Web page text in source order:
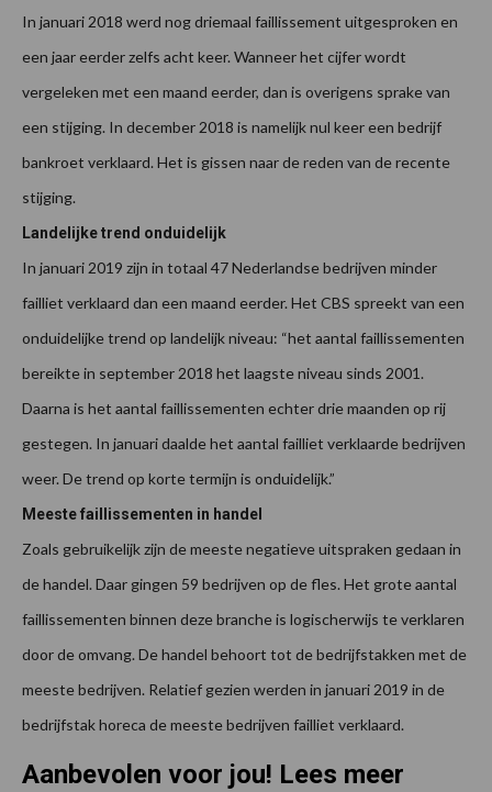
In januari 2018 werd nog driemaal faillissement uitgesproken en
een jaar eerder zelfs acht keer. Wanneer het cijfer wordt
vergeleken met een maand eerder, dan is overigens sprake van
een stijging. In december 2018 is namelijk nul keer een bedrijf
bankroet verklaard. Het is gissen naar de reden van de recente
stijging.
Landelijke trend onduidelijk
In januari 2019 zijn in totaal 47 Nederlandse bedrijven minder
failliet verklaard dan een maand eerder. Het CBS spreekt van een
onduidelijke trend op landelijk niveau: “het aantal faillissementen
bereikte in september 2018 het laagste niveau sinds 2001.
Daarna is het aantal faillissementen echter drie maanden op rij
gestegen. In januari daalde het aantal failliet verklaarde bedrijven
weer. De trend op korte termijn is onduidelijk.”
Meeste faillissementen in handel
Zoals gebruikelijk zijn de meeste negatieve uitspraken gedaan in
de handel. Daar gingen 59 bedrijven op de fles. Het grote aantal
faillissementen binnen deze branche is logischerwijs te verklaren
door de omvang. De handel behoort tot de bedrijfstakken met de
meeste bedrijven. Relatief gezien werden in januari 2019 in de
bedrijfstak horeca de meeste bedrijven failliet verklaard.
Aanbevolen voor jou! Lees meer